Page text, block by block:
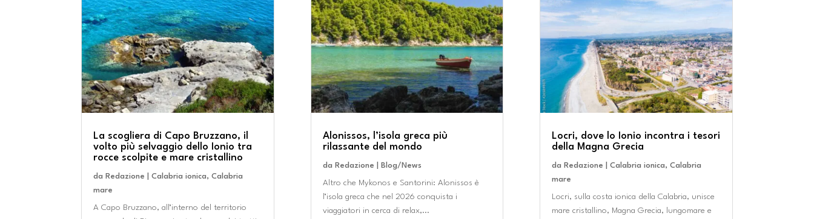
La scogliera di Capo Bruzzano, il
volto più selvaggio dello Ionio tra
rocce scolpite e mare cristallino
da Redazione |Calabria ionica,Calabria
mare
A Capo Bruzzano, all’interno del territorio
Alonissos, l’isola greca più
rilassante del mondo
da Redazione Blog/News
Altro che Mykonos e Santorini: Alonissos è
l’isola greca che nel 2026 conquista i
viaggiatori in cerca di relax,...
Locri, dove lo Ionio incontra i tesori
della Magna Grecia
da Redazione Calabria ionica, Calabria
mare
Locri, sulla costa ionica della Calabria, unisce
mare cristallino, Magna Grecia, lungomare e